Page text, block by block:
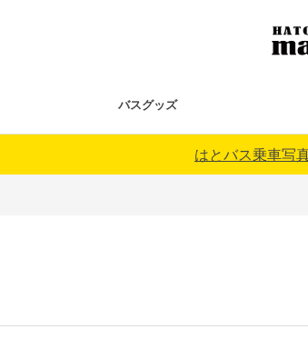
バスグッズ
はとバス乗車写